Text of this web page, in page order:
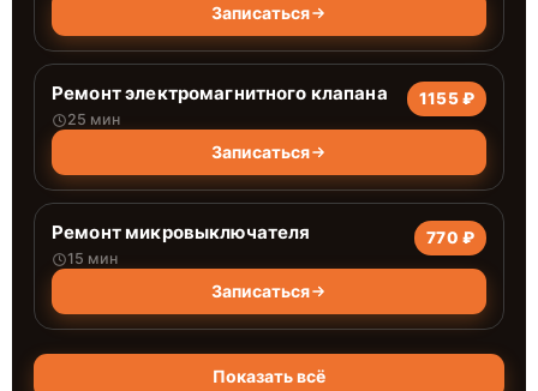
Записаться
Ремонт электромагнитного клапана
25 мин
1155 ₽
Записаться
Ремонт микровыключателя
15 мин
770 ₽
Записаться
Показать всё